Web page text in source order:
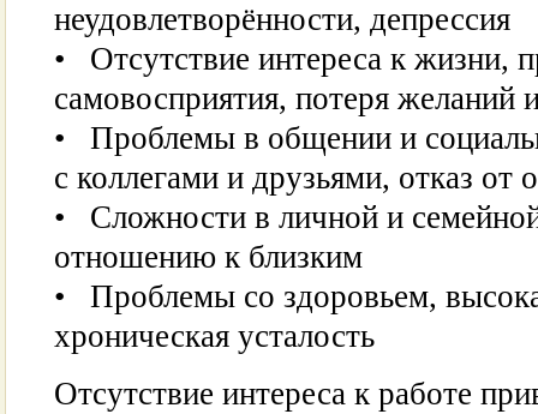
неудовлетворённости, депрессия
• Отсутствие интереса к жизни,
самовосприятия, потеря желаний
• Проблемы в общении и
с коллегами и друзьями, отказ от
• Сложности в личной и
отношению к близким
• Проблемы со здоровьем,
хроническая усталость
Отсутствие интереса к работе